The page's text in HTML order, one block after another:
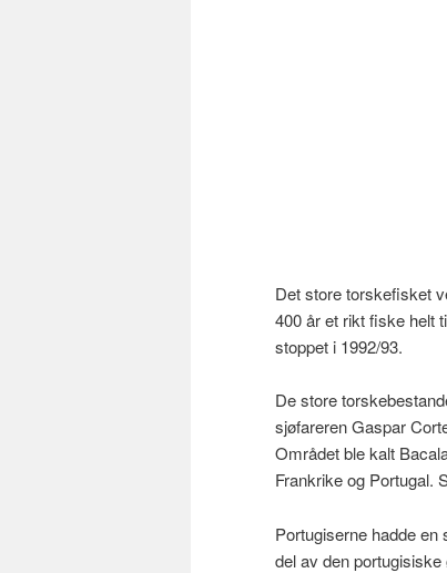
Det store torskefisket
400 år et rikt fiske helt
stoppet i 1992/93.
De store
sjøfareren Gaspar
Området ble kalt
Frankrike og Portugal.
Portugiserne hadde
del av den